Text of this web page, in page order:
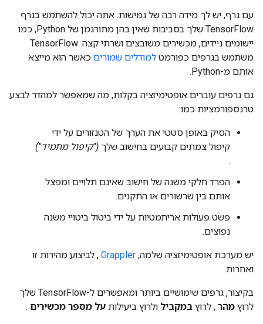
עם גרף, יש לך מידה רבה של גמישות. אתה יכול להשתמש בגרף
TensorFlow שלך בסביבות שאין בהן מתורגמן של Python, כמו
יישומים ניידים, מכשירים משובצים ושרתי קצה. TensorFlow
משתמש בגרפים כפורמט למודלים שמורים כאשר הוא מייצא
אותם מ-Python.
גם גרפים עוברים אופטימיזציה בקלות, מה שמאפשר למהדר לבצע
טרנספורמציות כמו:
הסיק באופן סטטי את הערך של הטנזורים על ידי
קיפול צמתים קבועים בחישוב שלך ("קיפול מתמיד")
.
הפרד חלקי משנה של חישוב שאינם תלויים ומפצל
אותם בין שרשורים או התקנים.
פשט פעולות אריתמטיות על ידי ביטול ביטויי משנה
נפוצים.
יש מערכת אופטימיזציה שלמה, Grappler , לביצוע מהירות זו
ואחרות.
בקיצור, גרפים שימושיים ביותר ומאפשרים ל-TensorFlow שלך
לרוץ מהר , לרוץ במקביל ולרוץ ביעילות על מספר מכשירים .